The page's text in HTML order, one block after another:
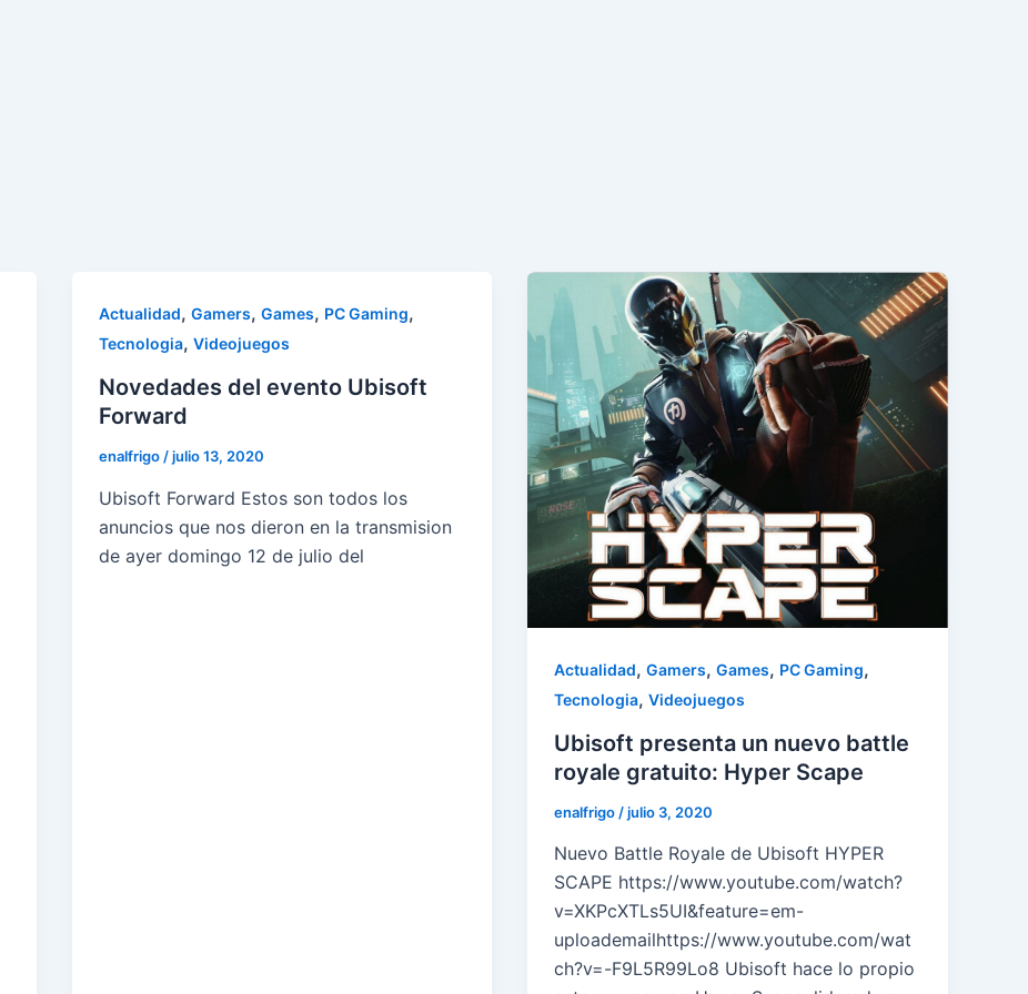
Actualidad, Gamers, Games, PC Gaming,
Tecnologia, Videojuegos
Novedades del evento Ubisoft
Forward
enalfrigo /julio 13, 2020
Ubisoft Forward Estos son todos los
anuncios que nos dieron en la transmision
de ayer domingo 12 de julio del
Actualidad,Gamers,Games, PC Gaming,
Tecnologia,Videojuegos
Ubisoft presenta un nuevo battle
royale gratuito: Hyper Scape
enalfrigo /julio 3, 2020
Nuevo Battle Royale de Ubisoft HYPER
SCAPE https://www.youtube.com/watch?
v=XKPcXTLs5UI&feature=em-
uploademailhttps://www.youtube.com/wat
ch?v=-F9L5R99Lo8 Ubisoft hace lo propio